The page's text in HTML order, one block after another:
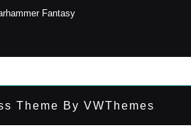
Fantasy
Theme By VWThemes